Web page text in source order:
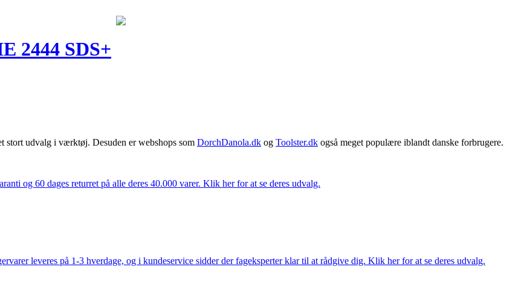
2444 SDS+
stort udvalg i værktøj. Desuden er webshops som DorchDanola.dk og Toolster.dk også meget populære iblandt danske forbrugere.
og 60 dages returret på alle deres 40.000 varer. Klik her for at se deres udvalg.
leveres på 1-3 hverdage, og i kundeservice sidder der fageksperter klar til at rådgive dig. Klik her for at se deres udvalg.